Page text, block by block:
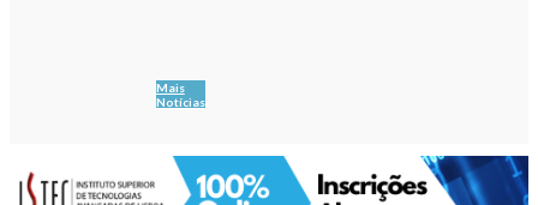
Mais
Notícias